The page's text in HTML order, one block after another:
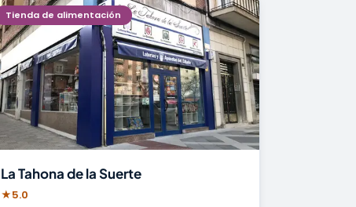
Tienda de alimentación
La Tahona de la Suerte
★5.0